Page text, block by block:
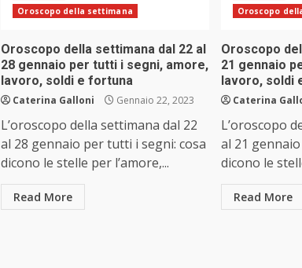
Oroscopo della settimana
Oroscopo della settimana dal 22 al
28 gennaio per tutti i segni, amore,
lavoro, soldi e fortuna
Caterina Galloni Gennaio 22, 2023
L’oroscopo della settimana dal 22
al 28 gennaio per tutti i segni: cosa
dicono le stelle per l’amore,...
Read More
Oroscopo
Oroscopo
21 gennaio
lavoro, soldi
Caterina
L’oroscopo
al 21
dicono le
Read More